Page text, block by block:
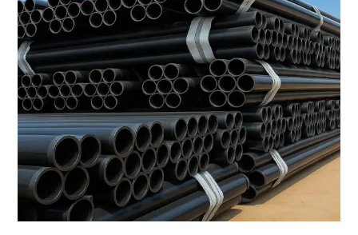
Terbaik
untuk
Saluran
Air
PDAM
Bertekanan